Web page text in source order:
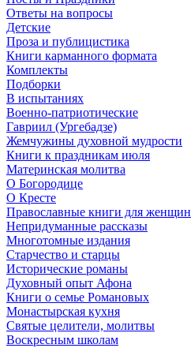
Ответы на вопросы
Детские
Проза и публицистика
Книги карманного формата
Комплекты
Подборки
В испытаниях
Военно-патриотические
Гавриил (Ургебадзе)
Жемчужины духовной мудрости
Книги к праздникам июля
Материнская молитва
О Богородице
О Кресте
Православные книги для женщин
Непридуманные рассказы
Многотомные издания
Старчество и старцы
Исторические романы
Духовный опыт Афона
Книги о семье Романовых
Монастырская кухня
Святые целители, молитвы
Воскресным школам